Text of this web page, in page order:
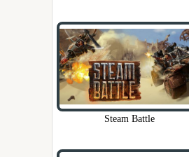
Steam Battle